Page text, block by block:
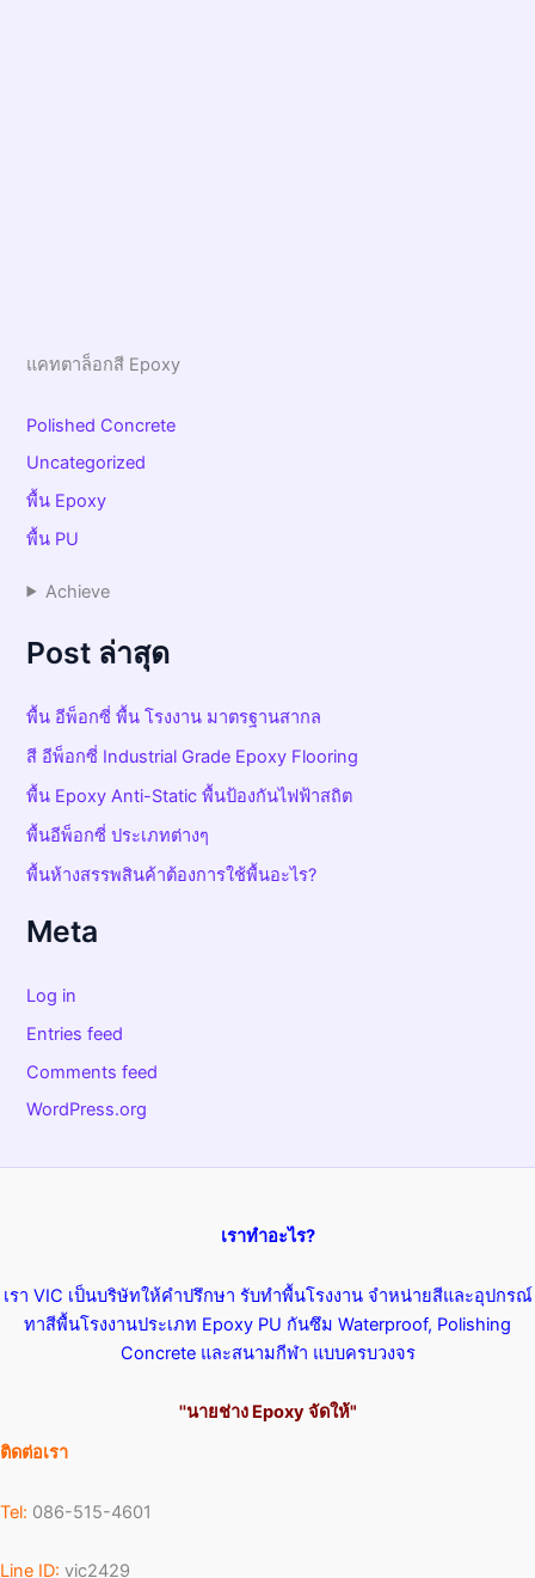
แคทตาล็อกสี Epoxy
Polished Concrete
Uncategorized
พื้น Epoxy
พื้น PU
Achieve
Post ล่าสุด
พื้น อีพ็อกซี่ พื้น โรงงาน มาตรฐานสากล
สี อีพ็อกซี่ Industrial Grade Epoxy Flooring
พื้น Epoxy Anti-Static พื้นป้องกันไฟฟ้าสถิต
พื้นอีพ็อกซี่ ประเภทต่างๆ
พื้นห้างสรรพสินค้าต้องการใช้พื้นอะไร?
Meta
Log in
Entries feed
Comments feed
WordPress.org
เราทำอะไร?
เรา VIC เป็นบริษัทให้คำปรึกษา รับทำพื้นโรงงาน จำหน่ายสีและอุปกรณ์
ทาสีพื้นโรงงานประเภท Epoxy PU กันซึม Waterproof, Polishing
Concrete และสนามกีฬา แบบครบวงจร
''นายช่าง Epoxy จัดให้"
ติดต่อเรา
Tel: 086-515-4601
Line ID: vic2429